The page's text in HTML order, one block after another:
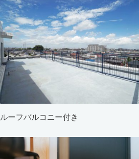
ルーフバルコニー付き